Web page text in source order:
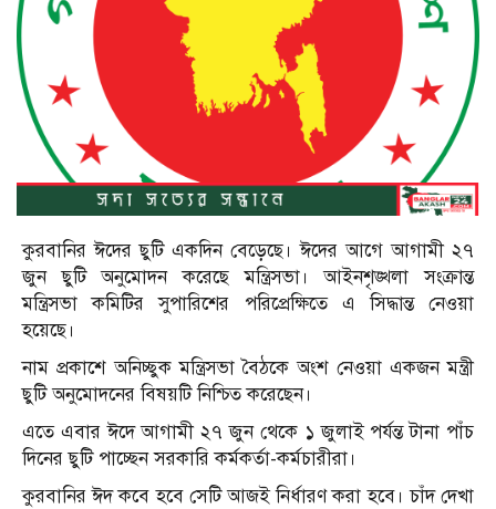
কুরবানির ঈদের ছুটি একদিন বেড়েছে। ঈদের আগে আগামী ২৭
জুন ছুটি অনুমোদন করেছে মন্ত্রিসভা। আইনশৃঙ্খলা সংক্রান্ত
মন্ত্রিসভা কমিটির সুপারিশের পরিপ্রেক্ষিতে এ সিদ্ধান্ত নেওয়া
হয়েছে।
নাম প্রকাশে অনিচ্ছুক মন্ত্রিসভা বৈঠকে অংশ নেওয়া একজন মন্ত্রী
ছুটি অনুমোদনের বিষয়টি নিশ্চিত করেছেন।
এতে এবার ঈদে আগামী ২৭ জুন থেকে ১ জুলাই পর্যন্ত টানা পাঁচ
দিনের ছুটি পাচ্ছেন সরকারি কর্মকর্তা-কর্মচারীরা।
কুরবানির ঈদ কবে হবে সেটি আজই নির্ধারণ করা হবে। চাঁদ দেখা